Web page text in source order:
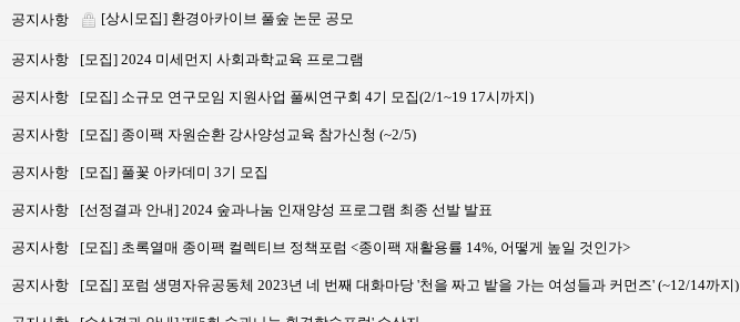
공지사항 [상시모집] 환경아카이브 풀숲 논문 공모
공지사항 [모집] 2024 미세먼지 사회과학교육 프로그램
공지사항 [모집] 소규모 연구모임 지원사업 풀씨연구회 4기 모집(2/1~19 17시까지)
공지사항 [모집] 종이팩 자원순환 강사양성교육 참가신청 (~2/5)
공지사항 [모집] 풀꽃 아카데미 3기 모집
공지사항 [선정결과 안내] 2024 숲과나눔 인재양성 프로그램 최종 선발 발표
공지사항 [모집] 초록열매 종이팩 컬렉티브 정책포럼 <종이팩 재활용률 14%, 어떻게 높일 것인가>
공지사항 [모집] 포럼 생명자유공동체 2023년 네 번째 대화마당 '천을 짜고 밭을 가는 여성들과 커먼즈' (~12/14까지)